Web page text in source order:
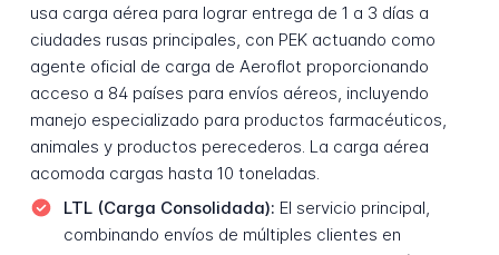
usa carga aérea para lograr entrega de 1 a 3 días a
ciudades rusas principales, con PEK actuando como
agente oficial de carga de Aeroflot proporcionando
acceso a 84 países para envíos aéreos, incluyendo
manejo especializado para productos farmacéuticos,
animales y productos perecederos. La carga aérea
acomoda cargas hasta 10 toneladas.
LTL (Carga Consolidada): El servicio principal,
combinando envíos de múltiples clientes en